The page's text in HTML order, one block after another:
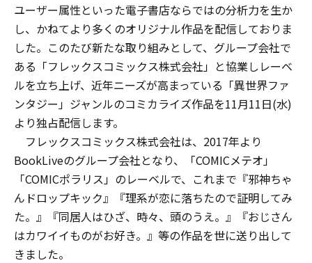
ユーザー属性といった電子書店ならではの分析力を生か
し、かねてより多くのオリジナル作品を配信しておりま
した。このたび新たな取り組みとして、グループ会社で
ある「フレックスコミックス株式会社」と協業しレーベ
ルを立ち上げ、近年ニーズが高まっている「異世界ファ
ンタジー」ジャンルのコミカライズ作品を11月11日(水)
より独占配信します。
フレックスコミックス株式会社は、2017年より
BookLiveのグループ会社となり、「COMICメテオ」
「COMICポラリス」のレーベルで、これまで『邪神ちゃ
んドロップキック』『理系が恋に落ちたので証明してみ
た。』『同居人はひざ、時々、頭のうえ。』『おじさん
はカワイイものがお好き。』等の作品を世に送り出して
きました。